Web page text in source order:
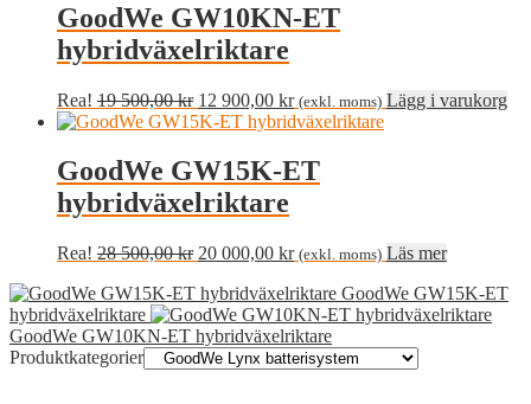
GoodWe GW10KN-ET
hybridväxelriktare
Rea! 19 500,00kr Det
ursprungliga
var:
19
500,00 kr.
12 900,00 krDet
nuvarande
är:
12
(exkl. moms) Lägg i varukorg
GoodWe GW15K-ET
hybridväxelriktare
Rea! 28 500,00kr Det
priset
var:
28
500,00 kr.
20 000,00 krDet
priset
är:
20
000,00 kr.
(exkl. moms) Läs mer
GoodWe GW15K-ET
hybridväxelriktare
GoodWe GW10KN-ET hybridväxelriktare
Produktkategorier